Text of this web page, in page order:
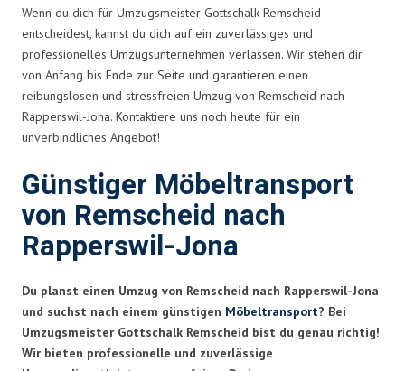
Wenn du dich für Umzugsmeister Gottschalk Remscheid
entscheidest, kannst du dich auf ein zuverlässiges und
professionelles Umzugsunternehmen verlassen. Wir stehen dir
von Anfang bis Ende zur Seite und garantieren einen
reibungslosen und stressfreien Umzug von Remscheid nach
Rapperswil-Jona. Kontaktiere uns noch heute für ein
unverbindliches Angebot!
Günstiger Möbeltransport
von Remscheid nach
Rapperswil-Jona
Du planst einen Umzug von Remscheid nach Rapperswil-Jona
und suchst nach einem günstigen Möbeltransport? Bei
Umzugsmeister Gottschalk Remscheid bist du genau richtig!
Wir bieten professionelle und zuverlässige